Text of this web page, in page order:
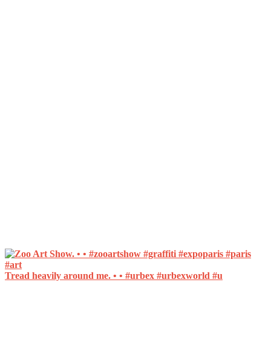
Tread heavily around me. • • #urbex #urbexworld #u